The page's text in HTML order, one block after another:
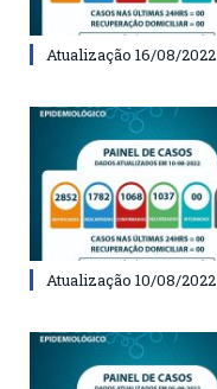
Atualização 16/08/2022
Atualização 10/08/2022